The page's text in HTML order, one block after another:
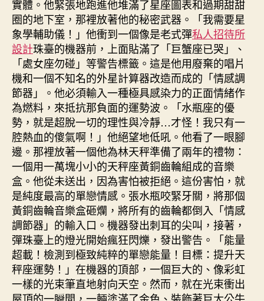
實體。他緊張地跑進他堆滿了星座圖表和過期甜甜
圈的地下室，那裡放著他的秘密武器。「我需要星
象學輔助儀！」他衝到一個像是老式彈私人招待所
設計珠臺的機器前，上面貼滿了「巨蟹座已哭」、
「處女座勿碰」等警告標籤。這是他用廢棄的唱片
機和一個不知名的外星計算器改造而成的「情感調
節器」。他必須輸入一種極具感染力的正面情緒作
為燃料，來抵抗那負面的運勢波。「水瓶座的優
勢，就是超脫一切的理性與冷靜…才怪！我只有一
腔熱血的傻氣啊！」他絕望地低吼。他看了一眼腳
邊。那裡放著一個他為林天秤準備了兩年的禮物：
一個用一萬塊小小的天秤座黃銅齒輪組成的音樂
盒。他從未送出，因為害怕被拒絕。這份害怕，就
是純度最高的單戀情感。張水瓶咬緊牙關，將那個
黃銅齒輪音樂盒砸爛，將所有的齒輪都倒入「情感
調節器」的輸入口。機器發出刺耳的尖叫，接著，
彈珠臺上的燈光開始瘋狂閃爍，發出警告。「能量
超載！檢測到極致純粹的單戀能量！目標：提升天
秤座運勢！」在機器的頂部，一個巨大的、像彩虹
一樣的光束筆直地射向天空。然而，就在光束衝出
屋頂的一瞬間，一輛塗滿了金色、裝飾著巨大公牛